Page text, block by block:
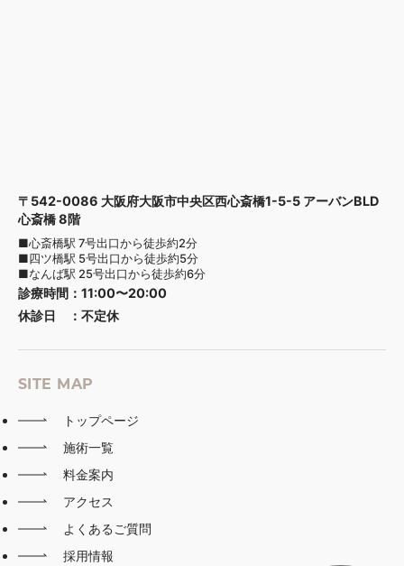
〒542-0086 大阪府大阪市中央区西心斎橋1-5-5 アーバンBLD
心斎橋 8階
■心斎橋駅 7号出口から徒歩約2分
■四ツ橋駅 5号出口から徒歩約5分
■なんば駅 25号出口から徒歩約6分
診療時間 ： 11:00〜20:00
休診日
： 不定休
SITE MAP
トップページ
施術一覧
料金案内
アクセス
よくあるご質問
採用情報